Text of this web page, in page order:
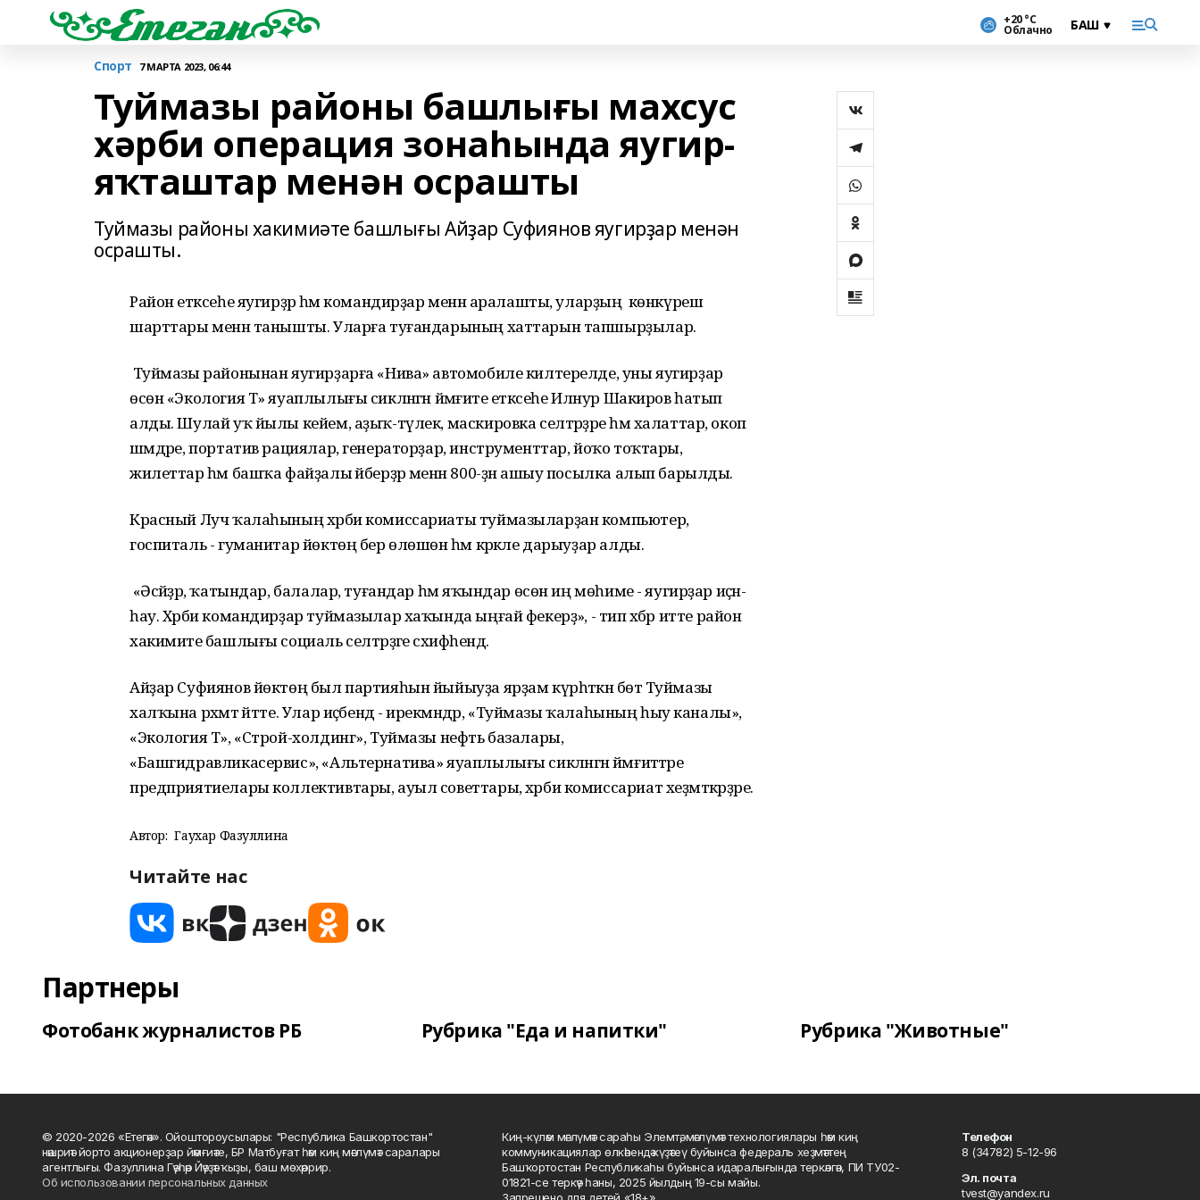
+20 °С
Облачно
Спорт 7 МАРТА 2023, 06:44
Туймазы районы башлығы махсус
хәрби операция зонаһында яугир-
яҡташтар менән осрашты
Туймазы районы хакимиәте башлығы Айҙар Суфиянов яугирҙар менән
осрашты.
Район етәксеһе яугирҙәр һәм командирҙар менән аралашты, уларҙың көнкүреш
шарттары менән танышты. Уларға туғандарының хаттарын тапшырҙылар.
Туймазы районынан яугирҙарға «Нива» автомобиле килтерелде, уны яугирҙар
өсөн «Экология Т» яуаплылығы сикләнгән йәмғиәте етәксеһе Илнур Шакиров һатып
алды. Шулай уҡ йылы кейем, аҙыҡ-түлек, маскировка селтәрҙәре һәм халаттар, окоп
шәмдәре, портатив рациялар, генераторҙар, инструменттар, йоҡо тоҡтары,
жилеттар һәм башҡа файҙалы әйберҙәр менән 800-ҙән ашыу посылка алып барылды.
Красный Луч ҡалаһының хәрби комиссариаты туймазыларҙан компьютер, ә
госпиталь - гуманитар йөктөң бер өлөшөн һәм кәрәкле дарыуҙар алды.
«Әсәйҙәр, ҡатындар, балалар, туғандар һәм яҡындар өсөн иң мөһиме - яугирҙар иҫән-
һау. Хәрби командирҙар туймазылар хаҡында ыңғай фекерҙә», - тип хәбәр итте район
хакимиәте башлығы социаль селтәрҙәге сәхифәһендә.
Айҙар Суфиянов йөктөң был партияһын йыйыуҙа ярҙам күрһәткән бөтә Туймазы
халҡына рәхмәт әйтте. Улар иҫәбендә - ирекмәндәр, «Туймазы ҡалаһының һыу каналы»,
«Экология Т», «Строй-холдинг», Туймазы нефть базалары,
«Башгидравликасервис», «Альтернатива» яуаплылығы сикләнгән йәмғиәттәре
предприятиелары коллективтары, ауыл советтары, хәрби комиссариат хеҙмәткәрҙәре.
Автор: Гаухар Фазуллина
Читайте нас
Партнеры
Фотобанк журналистов РБ Рубрика "Еда и напитки" Рубрика "Животные"
© 2020-2026 «Етегән». Ойоштороусылары: "Республика Башкортостан"
нәшриәт йорто акционерҙар йәмғиәте, БР Матбуғат һәм киң мәғлүмәт саралары
агентлығы. Фазуллина Гәүһәр Йәүҙәт ҡыҙы, баш мөхәррир.
Об использовании персональных данных
Киң-күләм мәғлүмәт сараһы Элемтә, мәғлүмәт технологиялары һәм киң
коммуникациялар өлкәһендә күҙәтеү буйынса федераль хеҙмәттең
Башҡортостан Республикаһы буйынса идаралығында теркәлгән, ПИ ТУ02-
01821-се теркәү һаны, 2025 йылдың 19-сы майы.
Телефон
8 (34782) 5-12-96
Эл. почта
tvest@yandex.ru